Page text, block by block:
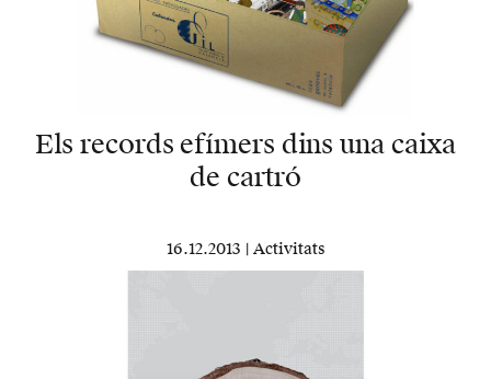
Els records efímers dins una caixa
de cartró
16.12.2013 | Activitats